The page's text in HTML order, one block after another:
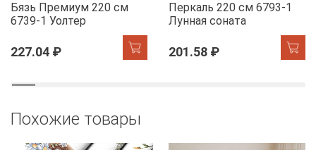
Бязь Премиум 220 см
6739-1 Уолтер
227.04 ₽
Перкаль 220 см 6793-1
Лунная соната
201.58 ₽
Похожие товары